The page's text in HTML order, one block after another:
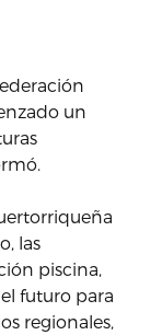
un
las
piscina,
futuro para
regionales,